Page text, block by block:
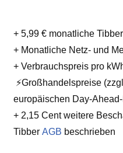
+ 5,99 € monatliche
+ Monatliche Netz- und
​+ Verbrauchspreis pro
⚡️Großhandelspreise
europäischen Day-
+ 2,15 Cent weitere
Tibber AGB beschrieben